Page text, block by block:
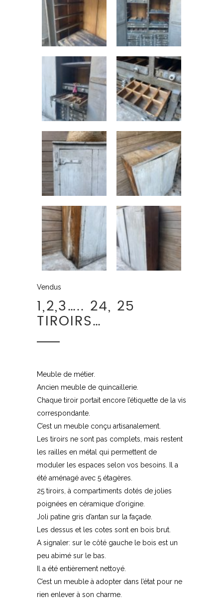
Vendus
1,2,3….. 24, 25
TIROIRS…
Meuble de métier.
Ancien meuble de quincaillerie.
Chaque tiroir portait encore l’étiquette de la vis
correspondante.
C’est un meuble conçu artisanalement.
Les tiroirs ne sont pas complets, mais restent
les railles en métal qui permettent de
moduler les espaces selon vos besoins. Il a
été aménagé avec 5 étagères.
25 tiroirs, à compartiments dotés de jolies
poignées en céramique d’origine.
Joli patine gris d’antan sur la façade.
Les dessus et les cotes sont en bois brut.
A signaler: sur le côté gauche le bois est un
peu abimé sur le bas.
Il a été entièrement nettoyé.
C’est un meuble à adopter dans l’état pour ne
rien enlever à son charme.